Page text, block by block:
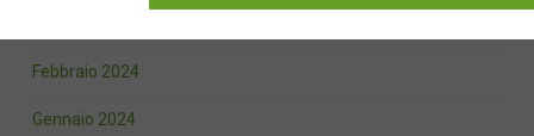
Febbraio 2024
Gennaio 2024